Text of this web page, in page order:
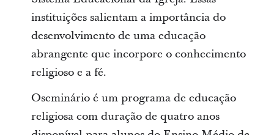
instituições salientam a importância do
desenvolvimento de uma educação
abrangente que incorpore o conhecimento
religioso e a fé.
Oseminário é um programa de educação
religiosa com duração de quatro anos